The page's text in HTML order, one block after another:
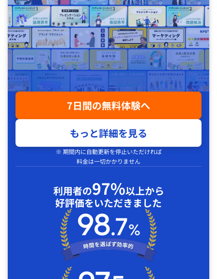
7日間の無料体験へ
もっと詳細を見る
※ 期間内に自動更新を停止いただければ
料金は一切かかりません
利用者の97%以上から
好評価をいただきました